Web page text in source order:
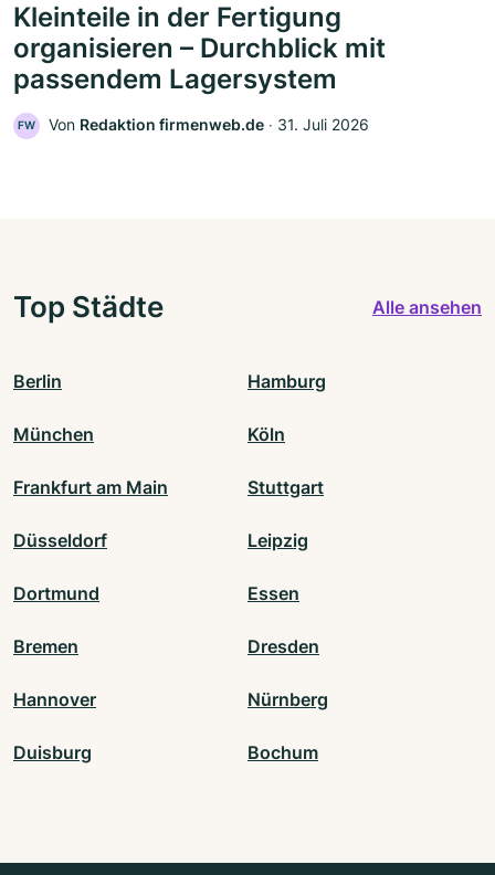
Kleinteile in der Fertigung
organisieren – Durchblick mit
passendem Lagersystem
FW Von Redaktion firmenweb.de ‧ 31. Juli 2026
Top Städte Alle ansehen
Berlin Hamburg
München Köln
Frankfurt am Main Stuttgart
Düsseldorf Leipzig
Dortmund Essen
Bremen Dresden
Hannover Nürnberg
Duisburg Bochum